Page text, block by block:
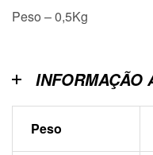
Peso – 0,5Kg
INFORMAÇÃO
Peso